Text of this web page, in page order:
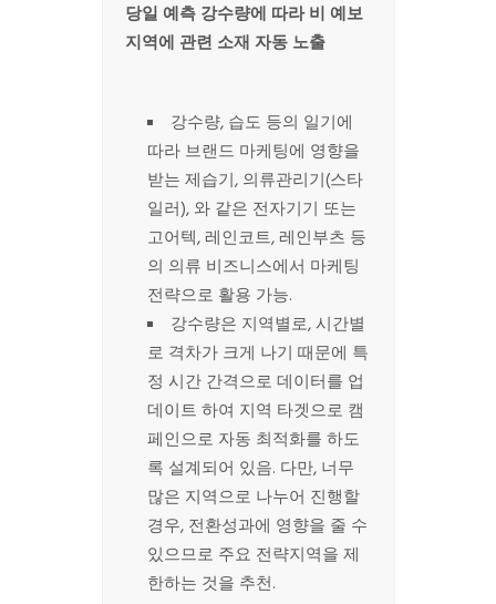
당일 예측 강수량에 따라비 예보
지역에 관련 소재 자동 노출
강수량, 습도 등의 일기에
따라 브랜드 마케팅에 영향을
받는 제습기, 의류관리기(스타
일러), 와 같은 전자기기 또는
고어텍, 레인코트, 레인부츠 등
의 의류 비즈니스에서 마케팅
전략으로 활용 가능.
강수량은 지역별로, 시간별
로 격차가 크게 나기 때문에 특
정 시간 간격으로 데이터를 업
데이트 하여 지역 타겟으로 캠
페인으로 자동 최적화를 하도
록 설계되어 있음. 다만, 너무
많은 지역으로 나누어 진행할
경우, 전환성과에 영향을 줄 수
있으므로 주요 전략지역을 제
한하는 것을 추천.